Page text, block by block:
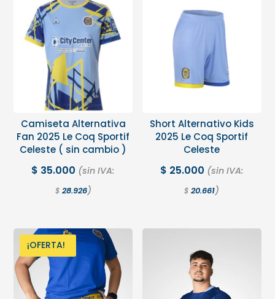
Camiseta Alternativa
Fan 2025 Le Coq Sportif
Celeste ( sin cambio )
$ 35.000 (sin IVA:
$ 28.926)
Short Alternativo Kids
2025 Le Coq Sportif
Celeste
$ 25.000 (sin IVA:
$ 20.661)
¡OFERTA!